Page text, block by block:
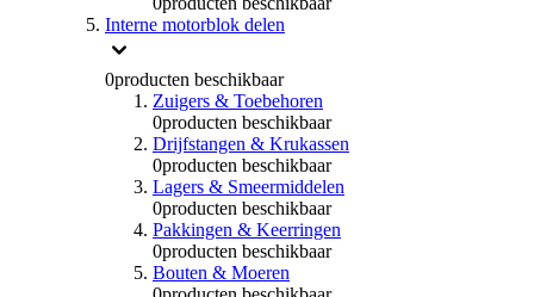
Interne motorblok delen
0producten beschikbaar
Zuigers & Toebehoren
0producten beschikbaar
Drijfstangen & Krukassen
0producten beschikbaar
Lagers & Smeermiddelen
0producten beschikbaar
Pakkingen & Keerringen
0producten beschikbaar
Bouten & Moeren